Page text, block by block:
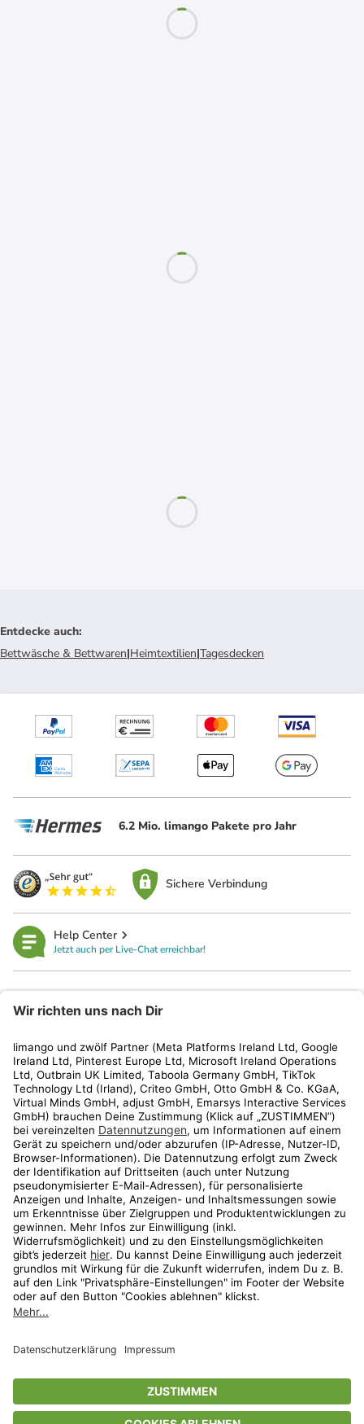
Entdecke auch:
Bettwäsche & Bettwaren|Heimtextilien|Tagesdecken
6.2 Mio. limango Pakete pro Jahr
Sichere Verbindung
Help Center
Jetzt auch per Live-Chat erreichbar!
Kundenservice
Shop
Aktionen
Travel
* Streichpreise entsprechen der unverbindlichen Preisempfehlung des
Herstellers. Prozentangaben beziehen sich auf den Streichpreis.